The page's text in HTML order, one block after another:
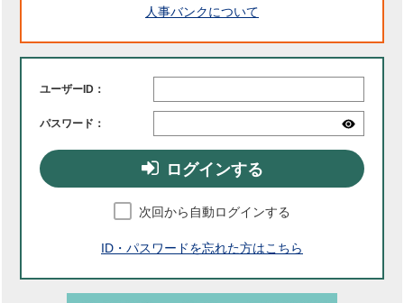
人事バンクについて
ユーザーID：
パスワード：
ログインする
次回から自動ログインする
ID・パスワードを忘れた方はこちら